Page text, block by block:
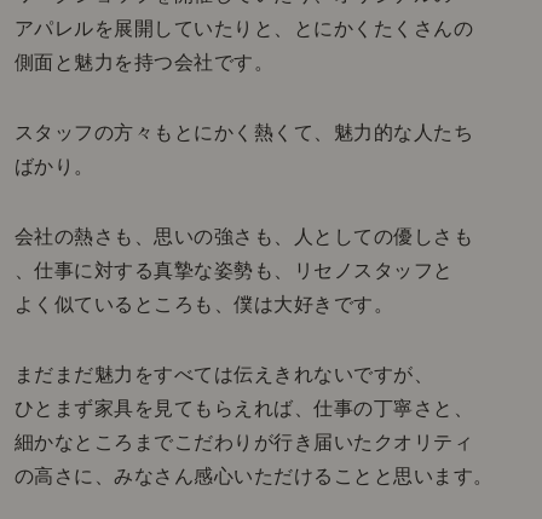
アパレルを展開していたりと、とにかくたくさんの
側面と魅力を持つ会社です。
スタッフの方々もとにかく熱くて、魅力的な人たち
ばかり。
会社の熱さも、思いの強さも、人としての優しさも
、仕事に対する真摯な姿勢も、リセノスタッフと
よく似ているところも、僕は大好きです。
まだまだ魅力をすべては伝えきれないですが、
ひとまず家具を見てもらえれば、仕事の丁寧さと、
細かなところまでこだわりが行き届いたクオリティ
の高さに、みなさん感心いただけることと思います。